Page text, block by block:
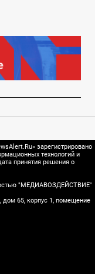
зарегистрировано
технологий и
принятия решения о
"МЕДИАВОЗДЕЙСТВИЕ"
65, корпус 1, помещение